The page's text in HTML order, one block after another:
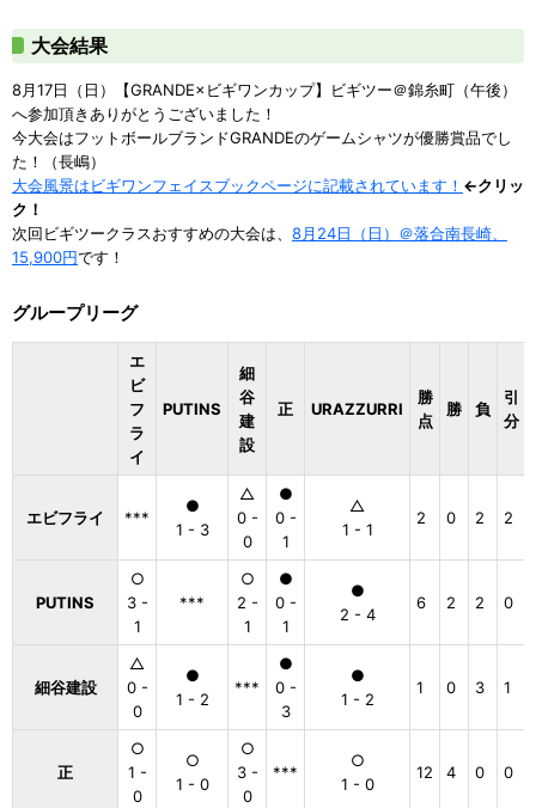
大会結果
8月17日（日）【GRANDE×ビギワンカップ】ビギツー＠錦糸町（午後）
へ参加頂きありがとうございました！
今大会はフットボールブランドGRANDEのゲームシャツが優勝賞品でし
た！（長嶋）
大会風景はビギワンフェイスブックページに記載されています！ ←クリッ
ク！
次回ビギツークラスおすすめの大会は、 8月24日（日）＠落合南長崎、
15,900円です！
グループリーグ
エ
ビ
フ
ラ
イ
PUTINS
細
谷
建
設
正 URAZZURRI
勝
点
勝 負
引
分
エビフライ ***
●
1 - 3
△
0 -
0
●
0 -
1
△
1 - 1
2 0 2 2
PUTINS
○
3 -
1
***
○
2 -
1
●
0 -
1
●
2 - 4
6 2 2 0
細谷建設
△
0 -
0
●
1 - 2
***
●
0 -
3
●
1 - 2
1 0 3 1
正
○
1 -
0
○
1 - 0
○
3 -
0
***
○
1 - 0
12 4 0 0